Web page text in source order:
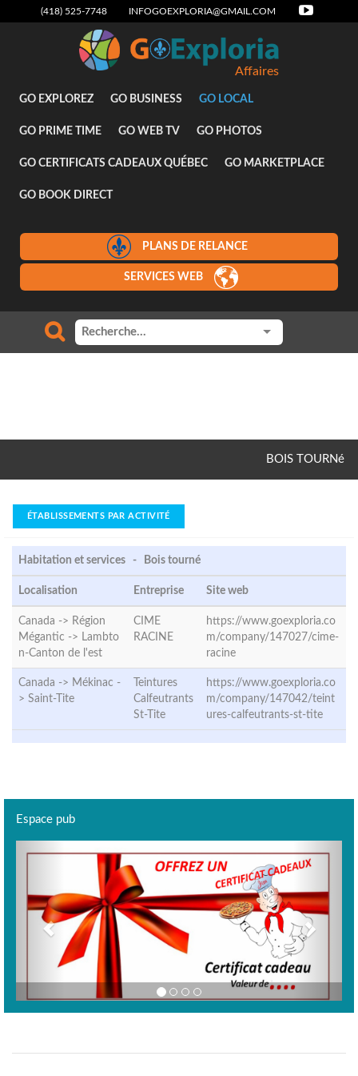
(418) 525-7748 INFOGOEXPLORIA@GMAIL.COM
Affaires
GO EXPLOREZ GO BUSINESS GO LOCAL
GO PRIME TIME GO WEB TV GO PHOTOS
GO CERTIFICATS CADEAUX QUÉBEC GO MARKETPLACE
GO BOOK DIRECT
PLANS DE RELANCE
SERVICES WEB
BOIS TOURNé
ÉTABLISSEMENTS PAR ACTIVITÉ
Habitation et services - Bois tourné
Localisation Entreprise Site web
Canada -> Région
Mégantic -> Lambto
n-Canton de l'est
CIME
RACINE
https://www.goexploria.co
m/company/147027/cime-
racine
Canada -> Mékinac -
> Saint-Tite
Teintures
Calfeutrants
St-Tite
https://www.goexploria.co
m/company/147042/teint
ures-calfeutrants-st-tite
Espace pub